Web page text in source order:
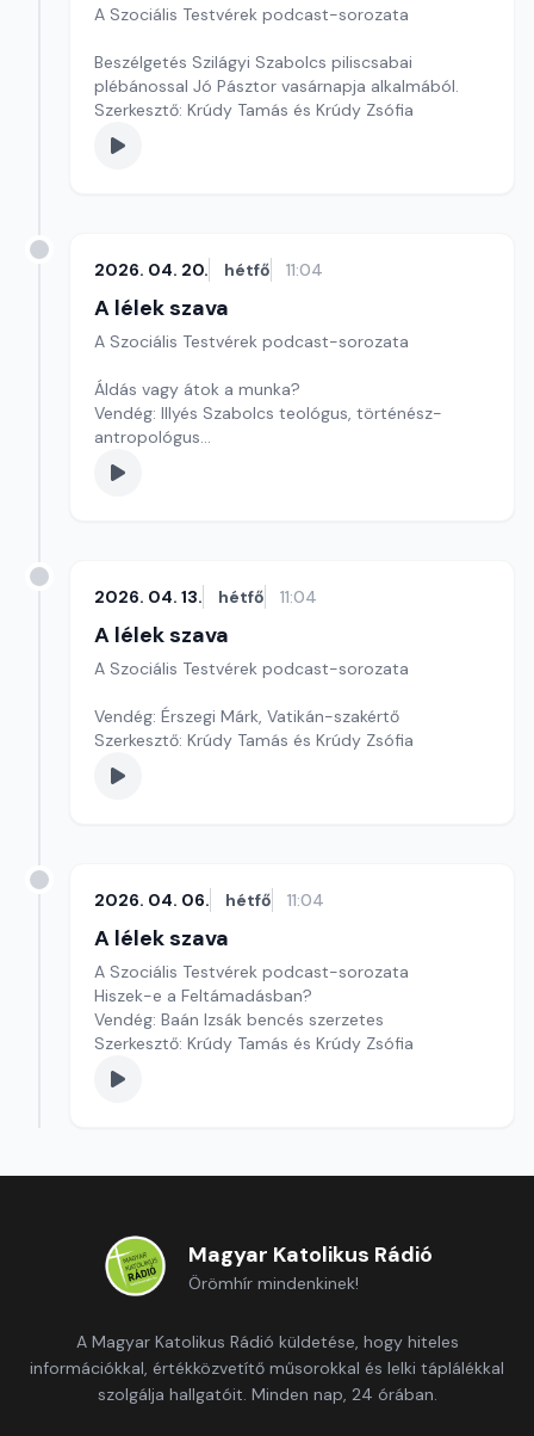
A Szociális Testvérek podcast-sorozata
Beszélgetés Szilágyi Szabolcs piliscsabai
plébánossal Jó Pásztor vasárnapja alkalmából.
Szerkesztő: Krúdy Tamás és Krúdy Zsófia
2026. 04. 20. hétfő 11:04
A lélek szava
A Szociális Testvérek podcast-sorozata
Áldás vagy átok a munka?
Vendég: Illyés Szabolcs teológus, történész-
antropológus
Szerkesztő: Krúdy Tamás és Krúdy Zsófia
2026. 04. 13. hétfő 11:04
A lélek szava
A Szociális Testvérek podcast-sorozata
Vendég: Érszegi Márk, Vatikán-szakértő
Szerkesztő: Krúdy Tamás és Krúdy Zsófia
2026. 04. 06. hétfő 11:04
A lélek szava
A Szociális Testvérek podcast-sorozata
Hiszek-e a Feltámadásban?
Vendég: Baán Izsák bencés szerzetes
Szerkesztő: Krúdy Tamás és Krúdy Zsófia
Magyar Katolikus Rádió
Örömhír mindenkinek!
A Magyar Katolikus Rádió küldetése, hogy hiteles
információkkal, értékközvetítő műsorokkal és lelki táplálékkal
szolgálja hallgatóit. Minden nap, 24 órában.